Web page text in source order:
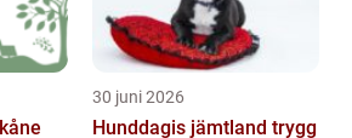
30 juni 2026
Hunddagis jämtland trygg